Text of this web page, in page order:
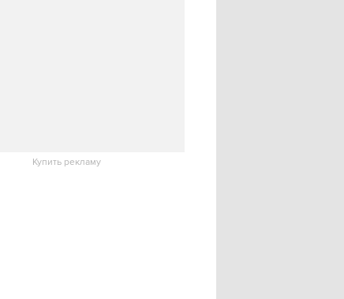
Купить рекламу